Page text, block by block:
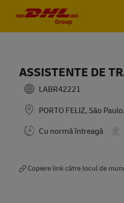
ASSISTENTE DE
LABR42221
PORTO FELIZ, São
Cu normă întreagă
Copiere link către locul de